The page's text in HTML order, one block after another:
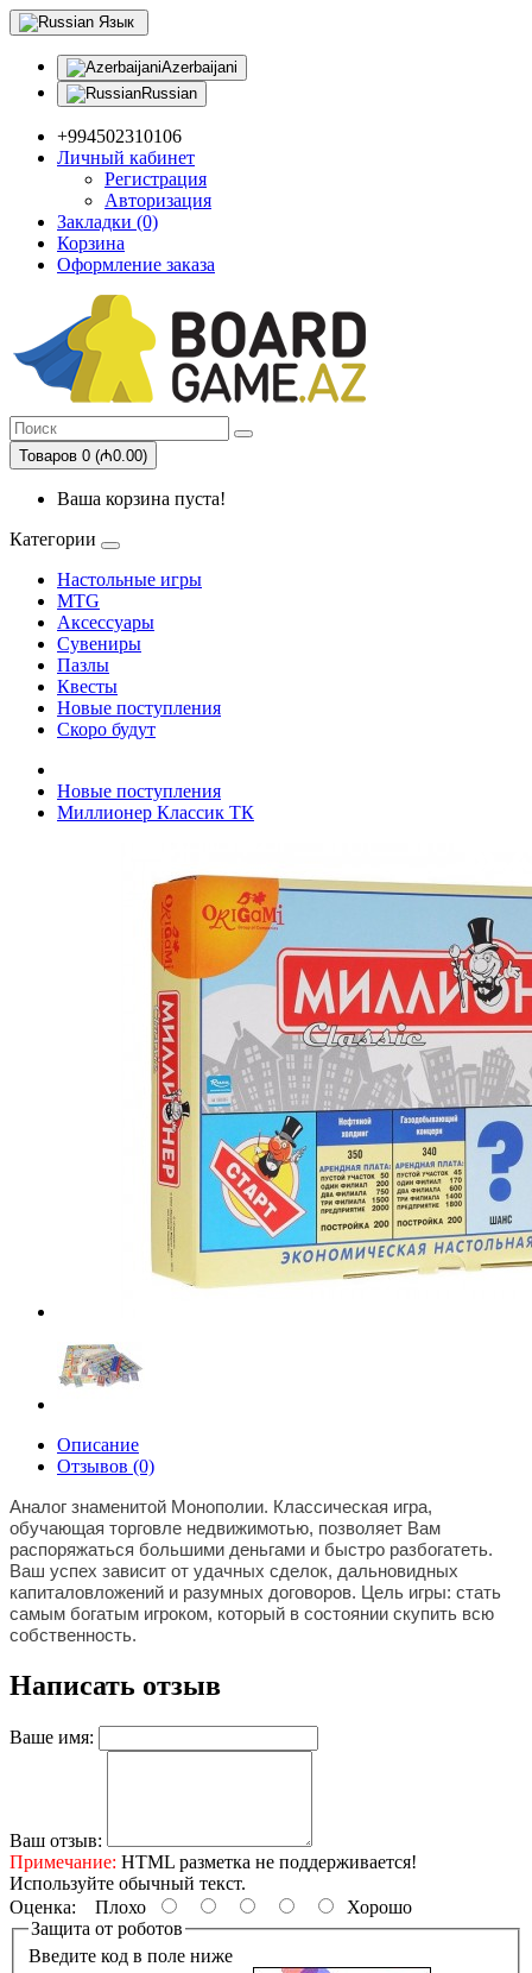
Язык
Azerbaijani
Russian
+994502310106
Личный кабинет
Регистрация
Авторизация
Закладки (0)
Корзина
Оформление заказа
Товаров 0 (₼0.00)
Ваша корзина пуста!
Категории
Настольные игры
MTG
Аксессуары
Сувениры
Пазлы
Квесты
Новые поступления
Скоро будут
Новые поступления
Миллионер Классик ТК
Описание
Отзывов (0)
Аналог знаменитой Монополии. Классическая игра,
обучающая торговле недвижимотью, позволяет Вам
распоряжаться большими деньгами и быстро разбогатеть.
Ваш успех зависит от удачных сделок, дальновидных
капиталовложений и разумных договоров. Цель игры: стать
самым богатым игроком, который в состоянии скупить всю
собственность.
Написать отзыв
Ваше имя:
Ваш отзыв:
Примечание: HTML разметка не поддерживается!
Используйте обычный текст.
Оценка: Плохо
Хорошо
Защита от роботов
Введите код в поле ниже